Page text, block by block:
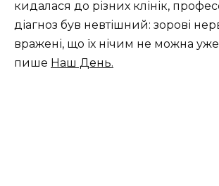
кидалася до різних клінік,
діагноз був невтішний: зорові
вражені, що їх нічим не можна
пише Наш День.